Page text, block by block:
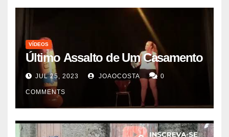
VÍDEOS
Último Assalto de Um Casamento
JUL 25, 2023 JOAOCOSTA 0
COMMENTS